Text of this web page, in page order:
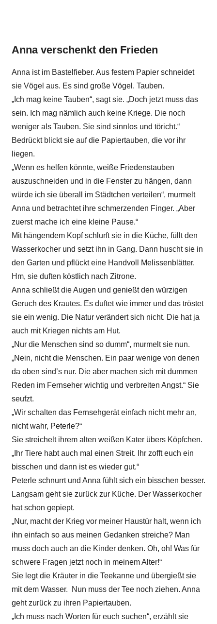
Anna verschenkt den Frieden
Anna ist im Bastelfieber. Aus festem Papier schneidet
sie Vögel aus. Es sind große Vögel. Tauben.
„Ich mag keine Tauben“, sagt sie. „Doch jetzt muss das
sein. Ich mag nämlich auch keine Kriege. Die noch
weniger als Tauben. Sie sind sinnlos und töricht.“
Bedrückt blickt sie auf die Papiertauben, die vor ihr
liegen.
„Wenn es helfen könnte, weiße Friedenstauben
auszuschneiden und in die Fenster zu hängen, dann
würde ich sie überall im Städtchen verteilen“, murmelt
Anna und betrachtet ihre schmerzenden Finger. „Aber
zuerst mache ich eine kleine Pause.“
Mit hängendem Kopf schlurft sie in die Küche, füllt den
Wasserkocher und setzt ihn in Gang. Dann huscht sie in
den Garten und pflückt eine Handvoll Melissenblätter.
Hm, sie duften köstlich nach Zitrone.
Anna schließt die Augen und genießt den würzigen
Geruch des Krautes. Es duftet wie immer und das tröstet
sie ein wenig. Die Natur verändert sich nicht. Die hat ja
auch mit Kriegen nichts am Hut.
„Nur die Menschen sind so dumm“, murmelt sie nun.
„Nein, nicht die Menschen. Ein paar wenige von denen
da oben sind’s nur. Die aber machen sich mit dummen
Reden im Fernseher wichtig und verbreiten Angst.“ Sie
seufzt.
„Wir schalten das Fernsehgerät einfach nicht mehr an,
nicht wahr, Peterle?“
Sie streichelt ihrem alten weißen Kater übers Köpfchen.
„Ihr Tiere habt auch mal einen Streit. Ihr zofft euch ein
bisschen und dann ist es wieder gut.“
Peterle schnurrt und Anna fühlt sich ein bisschen besser.
Langsam geht sie zurück zur Küche. Der Wasserkocher
hat schon gepiept.
„Nur, macht der Krieg vor meiner Haustür halt, wenn ich
ihn einfach so aus meinen Gedanken streiche? Man
muss doch auch an die Kinder denken. Oh, oh! Was für
schwere Fragen jetzt noch in meinem Alter!“
Sie legt die Kräuter in die Teekanne und übergießt sie
mit dem Wasser. Nun muss der Tee noch ziehen. Anna
geht zurück zu ihren Papiertauben.
„Ich muss nach Worten für euch suchen“, erzählt sie